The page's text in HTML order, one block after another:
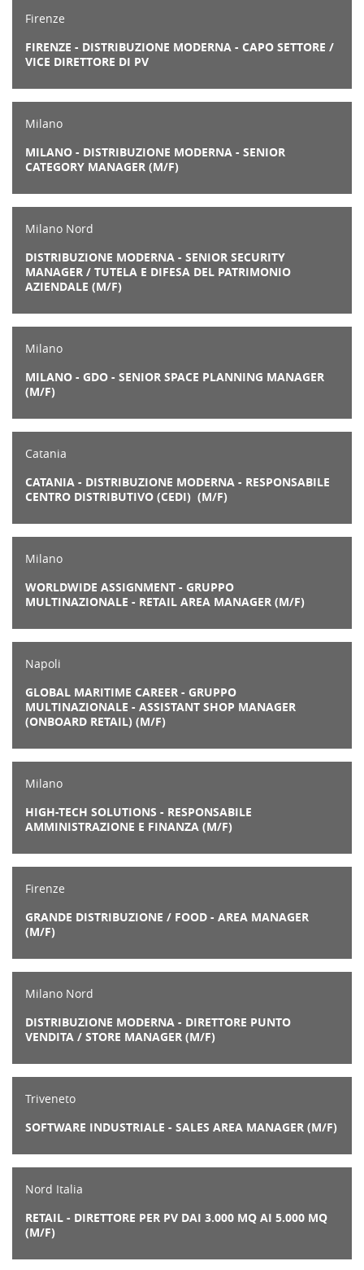
Firenze
FIRENZE - DISTRIBUZIONE MODERNA - CAPO SETTORE /
VICE DIRETTORE DI PV
Milano
MILANO - DISTRIBUZIONE MODERNA - SENIOR
CATEGORY MANAGER (M/F)
Milano Nord
DISTRIBUZIONE MODERNA - SENIOR SECURITY
MANAGER / TUTELA E DIFESA DEL PATRIMONIO
AZIENDALE (M/F)
Milano
MILANO - GDO - SENIOR SPACE PLANNING MANAGER
(M/F)
Catania
CATANIA - DISTRIBUZIONE MODERNA - RESPONSABILE
CENTRO DISTRIBUTIVO (CEDI) (M/F)
Milano
WORLDWIDE ASSIGNMENT - GRUPPO
MULTINAZIONALE - RETAIL AREA MANAGER (M/F)
Napoli
GLOBAL MARITIME CAREER - GRUPPO
MULTINAZIONALE - ASSISTANT SHOP MANAGER
(ONBOARD RETAIL) (M/F)
Milano
HIGH-TECH SOLUTIONS - RESPONSABILE
AMMINISTRAZIONE E FINANZA (M/F)
Firenze
GRANDE DISTRIBUZIONE / FOOD - AREA MANAGER
(M/F)
Milano Nord
DISTRIBUZIONE MODERNA - DIRETTORE PUNTO
VENDITA / STORE MANAGER (M/F)
Triveneto
SOFTWARE INDUSTRIALE - SALES AREA MANAGER (M/F)
Nord Italia
RETAIL - DIRETTORE PER PV DAI 3.000 MQ AI 5.000 MQ
(M/F)